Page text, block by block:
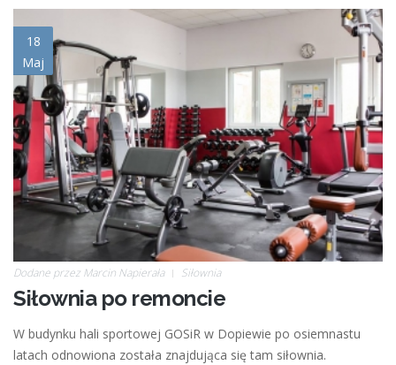
18
Maj
silownia_po_remoncie.jpg
Dodane przez Marcin Napierała Siłownia
Siłownia po remoncie
W budynku hali sportowej GOSiR w Dopiewie po osiemnastu
latach odnowiona została znajdująca się tam siłownia.